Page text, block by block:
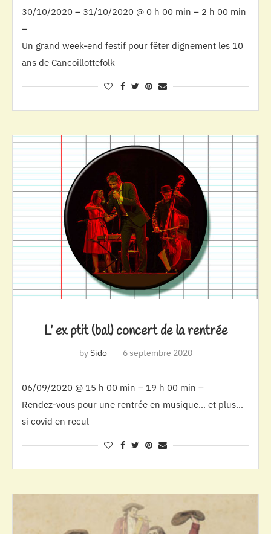
30/10/2020 – 31/10/2020 @ 0 h 00 min – 2 h 00 min
–
Un grand week-end festif pour fêter dignement les 10
ans de Cancoillottefolk
L’ ex ptit (bal) concert de la rentrée
bySido 6 septembre 2020
06/09/2020 @ 15 h 00 min – 19 h 00 min –
Rendez-vous pour une rentrée en musique… et plus…
si covid en recul